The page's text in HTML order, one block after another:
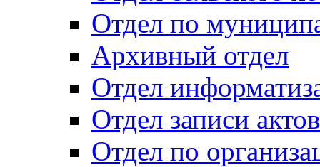
Отдел по
Архивный отдел
Отдел
Отдел записи
Отдел по